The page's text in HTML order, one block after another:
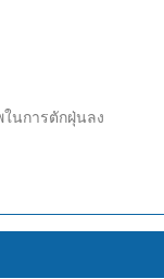
นการตักฝุ่นลง